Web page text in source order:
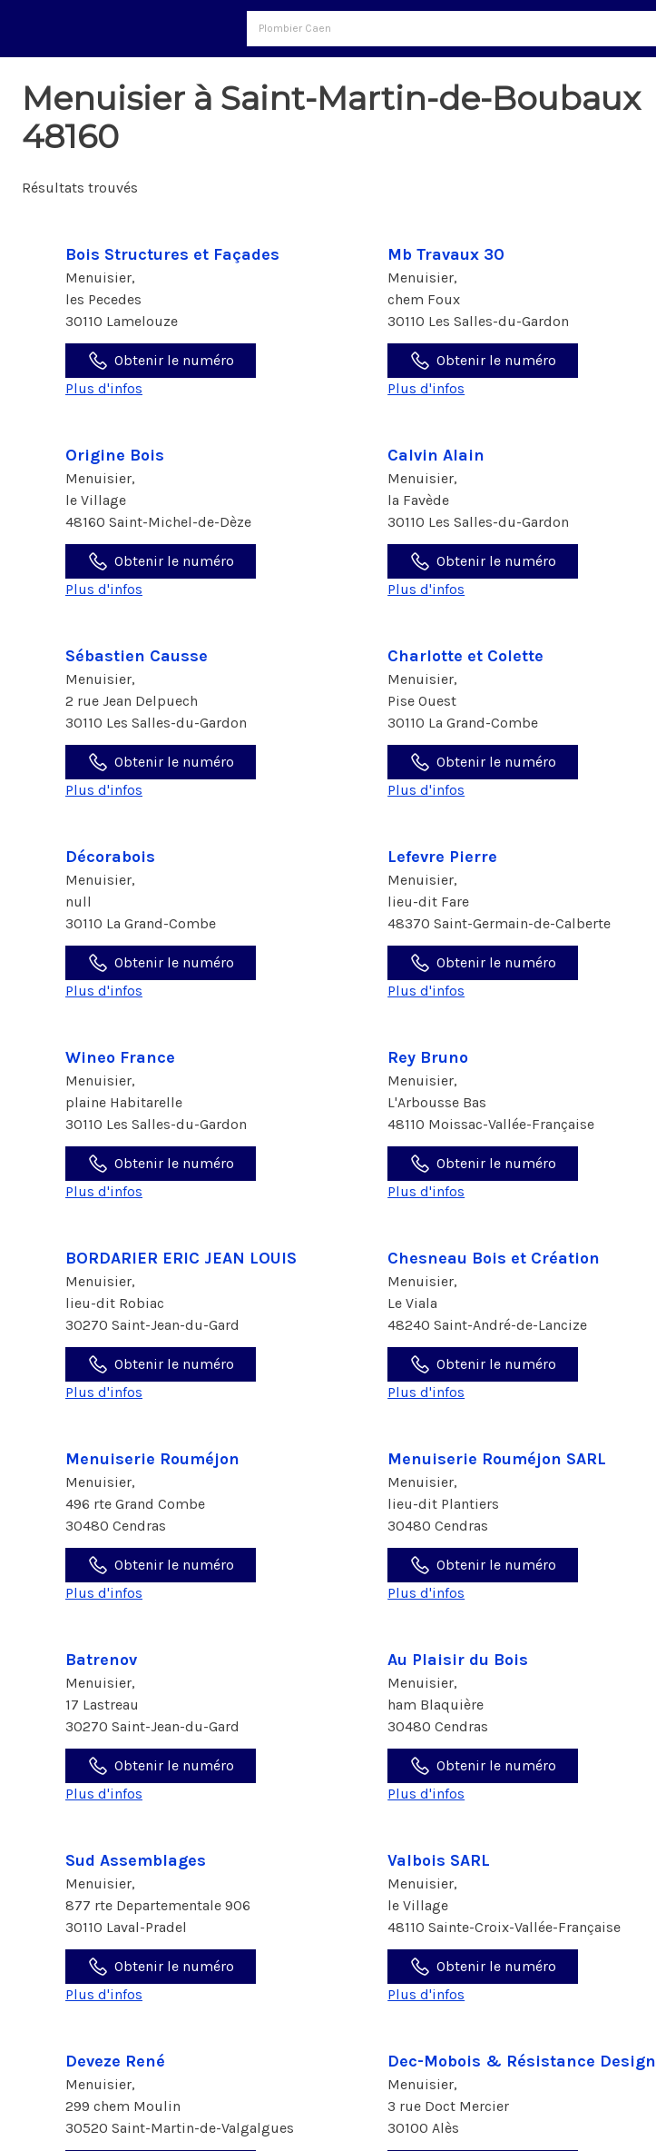
Menuisier à Saint-Martin-de-Boubaux
48160
Résultats trouvés
Bois Structures et Façades
Menuisier,
les Pecedes
30110 Lamelouze
Obtenir le numéro
Plus d'infos
Mb Travaux 30
Menuisier,
chem Foux
30110 Les Salles-du-Gardon
Obtenir le numéro
Plus d'infos
Origine Bois
Menuisier,
le Village
48160 Saint-Michel-de-Dèze
Obtenir le numéro
Plus d'infos
Calvin Alain
Menuisier,
la Favède
30110 Les Salles-du-Gardon
Obtenir le numéro
Plus d'infos
Sébastien Causse
Menuisier,
2 rue Jean Delpuech
30110 Les Salles-du-Gardon
Obtenir le numéro
Plus d'infos
Charlotte et Colette
Menuisier,
Pise Ouest
30110 La Grand-Combe
Obtenir le numéro
Plus d'infos
Décorabois
Menuisier,
null
30110 La Grand-Combe
Obtenir le numéro
Plus d'infos
Lefevre Pierre
Menuisier,
lieu-dit Fare
48370 Saint-Germain-de-Calberte
Obtenir le numéro
Plus d'infos
Wineo France
Menuisier,
plaine Habitarelle
30110 Les Salles-du-Gardon
Obtenir le numéro
Plus d'infos
Rey Bruno
Menuisier,
L'Arbousse Bas
48110 Moissac-Vallée-Française
Obtenir le numéro
Plus d'infos
BORDARIER ERIC JEAN LOUIS
Menuisier,
lieu-dit Robiac
30270 Saint-Jean-du-Gard
Obtenir le numéro
Plus d'infos
Chesneau Bois et Création
Menuisier,
Le Viala
48240 Saint-André-de-Lancize
Obtenir le numéro
Plus d'infos
Menuiserie Rouméjon
Menuisier,
496 rte Grand Combe
30480 Cendras
Obtenir le numéro
Plus d'infos
Menuiserie Rouméjon SARL
Menuisier,
lieu-dit Plantiers
30480 Cendras
Obtenir le numéro
Plus d'infos
Batrenov
Menuisier,
17 Lastreau
30270 Saint-Jean-du-Gard
Obtenir le numéro
Plus d'infos
Au Plaisir du Bois
Menuisier,
ham Blaquière
30480 Cendras
Obtenir le numéro
Plus d'infos
Sud Assemblages
Menuisier,
877 rte Departementale 906
30110 Laval-Pradel
Obtenir le numéro
Plus d'infos
Valbois SARL
Menuisier,
le Village
48110 Sainte-Croix-Vallée-Française
Obtenir le numéro
Plus d'infos
Deveze René
Menuisier,
299 chem Moulin
30520 Saint-Martin-de-Valgalgues
Dec-Mobois & Résistance Design
Menuisier,
3 rue Doct Mercier
30100 Alès